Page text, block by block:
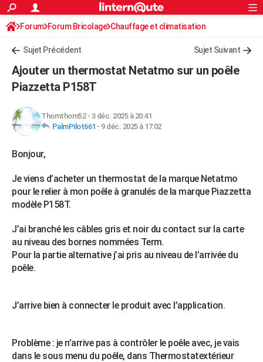
ACTUALITÉS
Politique
Société
Faits Divers
Education
Monde
Villes
+
Programme TV
TNTStreaming
Cinéma
Sorties cinéma
Musique
+FINANCE
Retraite
Impôts
Epargne
Immobilier
Risques naturels par ville
Banque
Assurance
Crédit
AUTO
Essais
Réserver un essai
Citadines
Berlines
SUV
Forum auto
+HIGH-TECH
Mobiles
Meilleur smartphone
Internet
Ordinateurs
Jeux vidéo
Guide high-tech
BRICOLAGE
Forum
Aménagement intérieur
Extérieur
Cuisine
Salle de bains
Jardinage
Rangement
WEEK-END
Guides de France
Escapades
Patrimoine
Expositions
Musées
Week-end nature
+LIFESTYLE
Art de vivre
Bien-être
Loisirs
Mode
Modes de vie
SANTE
Alimentation
Guide de la santé
Maladies
Médicaments
Sommeil
VOYAGE
Destinations
City break
Voyage nature
Voyage de noces
Forum
Climat
+
GUIDES D'ACHAT
CARTE DE VOEUX
Rechercher
S'inscrire
Connexion
Forum Forum Bricolage Chauffage et climatisation
Chauffage bois/pellet/granulés
Sujet Précédent Sujet Suivant
Ajouter un thermostat Netatmo sur un poêle
Piazzetta P158T
Thomthom52- 3 déc. 2025 à 20:41
PalmPilot661 - 9 déc. 2025 à 17:02
Bonjour,
Je viens d’acheter un thermostat de la marque Netatmo
pour le relier à mon poêle à granulés de la marque Piazzetta
modèle P158T.
J’ai branché les câbles gris et noir du contact sur la carte
au niveau des bornes nommées Term.
Pour la partie alternative j’ai pris au niveau de l’arrivée du
poêle.
J’arrive bien à connecter le produit avec l’application.
Problème : je n’arrive pas à contrôler le poêle avec, je vais
dans le sous menu du poêle, dans Thermostatextérieur